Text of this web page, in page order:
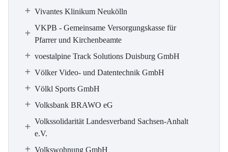
Vivantes Klinikum Neukölln
VKPB - Gemeinsame Versorgungskasse für
Pfarrer und Kirchenbeamte
voestalpine Track Solutions Duisburg GmbH
Völker Video- und Datentechnik GmbH
Völkl Sports GmbH
Volksbank BRAWO eG
Volkssolidarität Landesverband Sachsen-Anhalt
e.V.
Volkswohnung GmbH